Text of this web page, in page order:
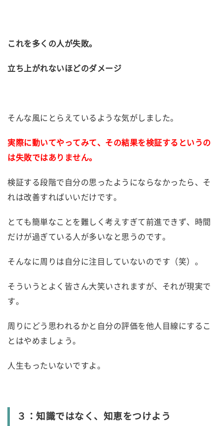
これを多くの人が失敗。
立ち上がれないほどのダメージ
そんな風にとらえているような気がしました。
実際に動いてやってみて、その結果を検証するというの
は失敗ではありません。
検証する段階で自分の思ったようにならなかったら、そ
れは改善すればいいだけです。
とても簡単なことを難しく考えすぎて前進できず、時間
だけが過ぎている人が多いなと思うのです。
そんなに周りは自分に注目していないのです（笑）。
そういうとよく皆さん大笑いされますが、それが現実で
す。
周りにどう思われるかと自分の評価を他人目線にするこ
とはやめましょう。
人生もったいないですよ。
３：知識ではなく、知恵をつけよう